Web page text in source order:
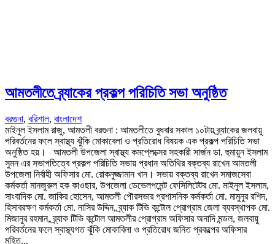
আমতলীতে ব্র্যাকের প্রকল্প পরিচিতি সভা অনুষ্ঠিত
বরগুনা, বরিশাল, বাংলাদেশ
মাইনুল ইসলাম রাজু, আমতলী বরগুনা : আমতলীতে বুধবার সকাল ১০টায় ব্র্যাকের জলবায়ু
পরিবর্তনের ফলে স্বাস্থ্য ঝুঁকি মোকাবেলা ও প্রতিরোধ বিষয়ক এক প্রকল্প পরিচিতি সভা
অনুষ্ঠিত হয়। আমতলী উপজেলা স্বাস্থ্য কমপ্লেক্সের সহকারী সার্জন ডা. হুমায়ুন ইসলাম
সুমন এর সভাপতিত্বে প্রকল্প পরিচিতি সভায় প্রধান অতিথির বক্তব্য রাখেন আমতলী
উপজেলা নির্বাহী অফিসার মো. রোকনুজ্জামান খান। সভায় বক্তব্য রাখেন সমাজসেবা
কর্মকর্তা মানজুরুল হক কাওছার, উপজেলা ডেভেলপমেন্ট ফেসিলিটেটর মো. মাইনুল ইসলাম,
সাংবাদিক মো. জাকির হোসেন, আমতলী পৌরসভার প্রশাসনিক কর্মকর্তা মো. মামুনুর রশিদ,
হিসাবরক্ষণ কর্মকর্তা মো. নাসির উদ্দিন, ব্র্যাক টিভি কন্টোল প্রোগ্রাম জেলা ব্যবস্থাপক মো.
মিজানুর রহমান, ব্র্যাক টিভি কন্টোল আমতলীর প্রোগ্রাম অফিসার অনাদি মন্ডল, জলবায়ু
পরিবর্তনের ফলে স্বাস্থ্যগত ঝুঁকি মোকাবিলা ও প্রতিরোধ জনিত প্রকল্পের অফিসার
মহিত...